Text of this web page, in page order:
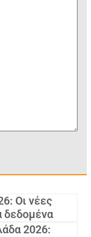
Οι νέες
δεδομένα
2026: